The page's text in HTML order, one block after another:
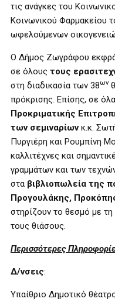
τις ανάγκες του
Κοινωνικού Φαρμακείου
ωφελούμενων
Ο Δήμος Ζωγράφου
σε όλους τους
στη διαδικασία των 38ων
πρόκρισης. Επίσης, σε όλα
Προκριματικής
των σεμιναρίωνκ.κ.
Πυργιέρη και Ρουμπίνη
καλλιτέχνες και
γραμμάτων και των
στα βιβλιοπωλεία της
Προγουλάκης,
στηρίζουν το θεσμό με
τους θιάσους.
Περισσότερες
Δ/νσεις:
Υπαίθριο Δημοτικό